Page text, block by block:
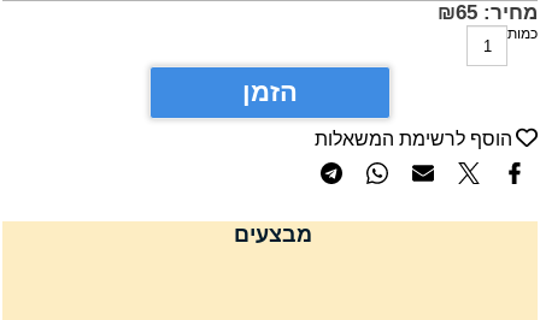
₪65
הזמן
הוסף לרשימת המשאלות
מבצעים